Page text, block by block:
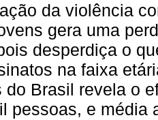
da violência
gera uma
desperdiça o
na faixa
do Brasil revela o
pessoas, e média